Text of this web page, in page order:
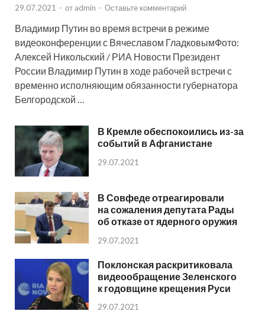
29.07.2021 - от admin - Оставьте комментарий
Владимир Путин во время встречи в режиме
видеоконференции с Вячеславом ГладковымФото:
Алексей Никольский / РИА Новости Президент
России Владимир Путин в ходе рабочей встречи с
временно исполняющим обязанности губернатора
Белгородской …
В Кремле обеспокоились из-за
событий в Афганистане
29.07.2021
В Совфеде отреагировали
на сожаления депутата Рады
об отказе от ядерного оружия
29.07.2021
Поклонская раскритиковала
видеообращение Зеленского
к годовщине крещения Руси
29.07.2021